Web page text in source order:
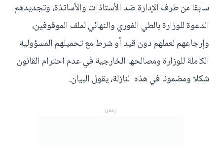
سابقا من طرف الإدارة ضد الأستاذات والأساتذة، وتجديدهم
الدعوة للوزارة بالطي الفوري والنهائي لملف الموقوفين،
وإرجاعهم لعملهم دون قيد أو شرط مع تحميلهم المسؤولية
الكاملة للوزارة ومصالحها الخارجية في عدم احترام القانون
شكلا ومضمونا في هذه النازلة، يقول البيان.
إعلان